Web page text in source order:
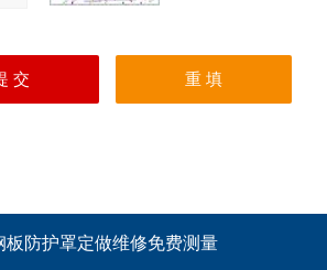
板防护罩定做维修免费测量